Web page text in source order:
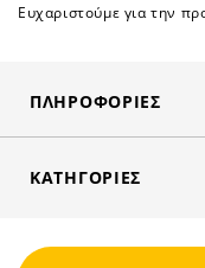
Ευχαριστούμε για την
ΠΛΗΡΟΦΟΡΊΕΣ
ΚΑΤΗΓΟΡΊΕΣ